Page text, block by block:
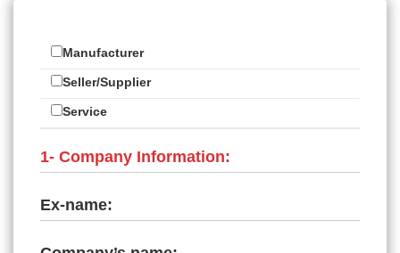
Manufacturer
Seller/Supplier
Service
1- Company Information:
Ex-name: